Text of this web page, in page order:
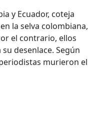
y Ecuador, coteja
la selva colombiana,
el contrario, ellos
desenlace. Según
murieron el